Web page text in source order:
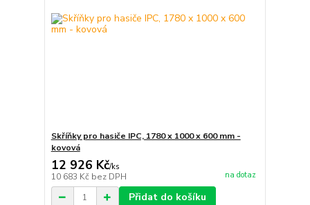
Skříňky pro hasiče IPC, 1780 x 1000 x 600 mm -
kovová
12 926 Kč/ks
10 683 Kč bez DPH na dotaz
Přidat do košíku